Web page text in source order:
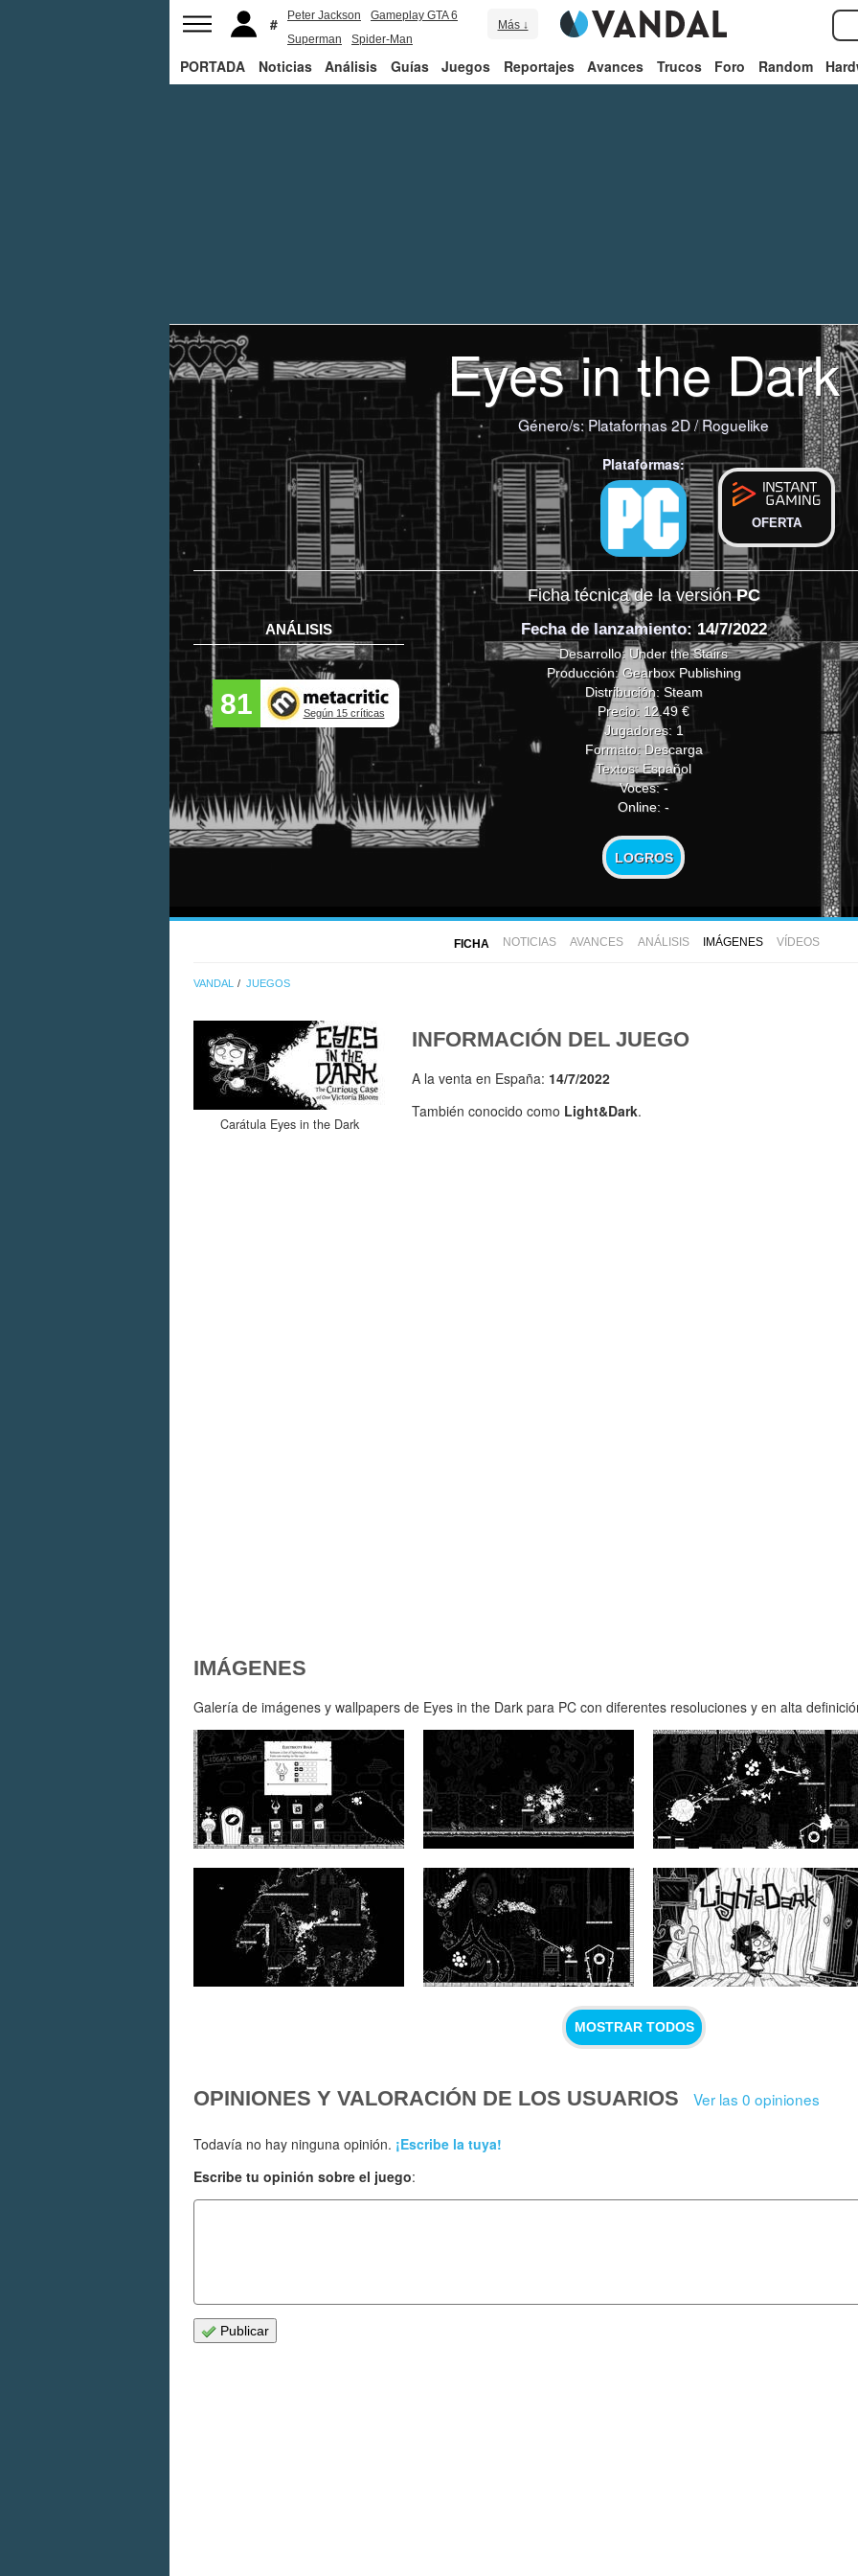
Peter Jackson
Gameplay GTA 6
Superman
Spider-Man
Más ↓
PORTADA Noticias Análisis Guías Juegos Reportajes Avances Trucos Foro Random
Eyes in the Dark
Género/s:Plataformas 2D/Roguelike
Plataformas:
OFERTA
Ficha técnica de la versiónPC
ANÁLISIS
81 Según 15 críticas
Fecha de lanzamiento: 14/7/2022
Desarrollo: Under the Stairs
Producción: Gearbox Publishing
Distribución: Steam
Precio: 12.49 €
Jugadores: 1
Formato: Descarga
Textos: Español
Voces: -
Online: -
LOGROS
FICHA NOTICIAS AVANCES ANÁLISIS IMÁGENES VÍDEOS
VANDAL JUEGOS
Carátula Eyes in the Dark
INFORMACIÓN DEL JUEGO
A la venta en España: 14/7/2022
También conocido como Light&Dark.
IMÁGENES
Galería de imágenes y wallpapers de Eyes in the Dark para PC con diferentes resoluciones y en alta
MOSTRAR TODOS
OPINIONES Y VALORACIÓN DE LOS USUARIOS Ver las 0 opiniones
Todavía no hay ninguna opinión. ¡Escribe la tuya!
Escribe tu opinión sobre el juego:
Publicar